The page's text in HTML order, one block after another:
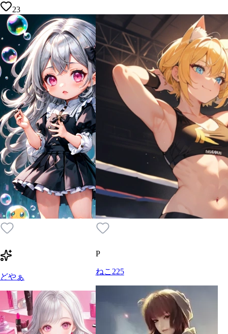
23
どやぁ
P
ねこ225